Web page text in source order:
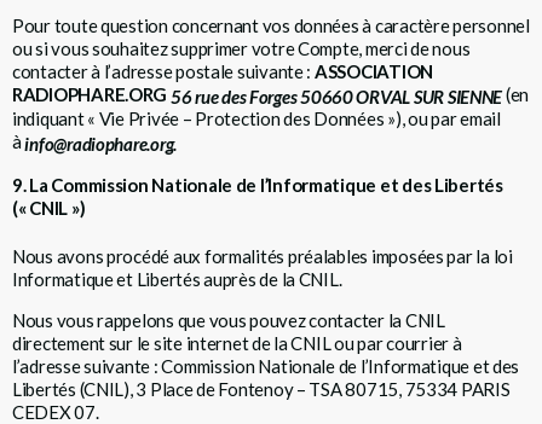
Pour toute question concernant vos données à caractère personnel
ou si vous souhaitez supprimer votre Compte, merci de nous
contacter à l’adresse postale suivante : ASSOCIATION
RADIOPHARE.ORG 56 rue des Forges 50660 ORVAL SUR SIENNE(en
indiquant « Vie Privée – Protection des Données »), ou par email
àinfo@radiophare.org.
9. La Commission Nationale de l’Informatique et des Libertés
(« CNIL »)
Nous avons procédé aux formalités préalables imposées par la loi
Informatique et Libertés auprès de la CNIL.
Nous vous rappelons que vous pouvez contacter la CNIL
directement sur lesite internet de la CNILou par courrier à
l’adresse suivante : Commission Nationale de l’Informatique et des
Libertés (CNIL), 3 Place de Fontenoy – TSA 80715, 75334 PARIS
CEDEX 07.